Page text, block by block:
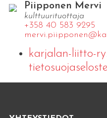
Piipponen Mervi
kulttuurituottaja
+358 40 583 9295
karjalan-liitto-